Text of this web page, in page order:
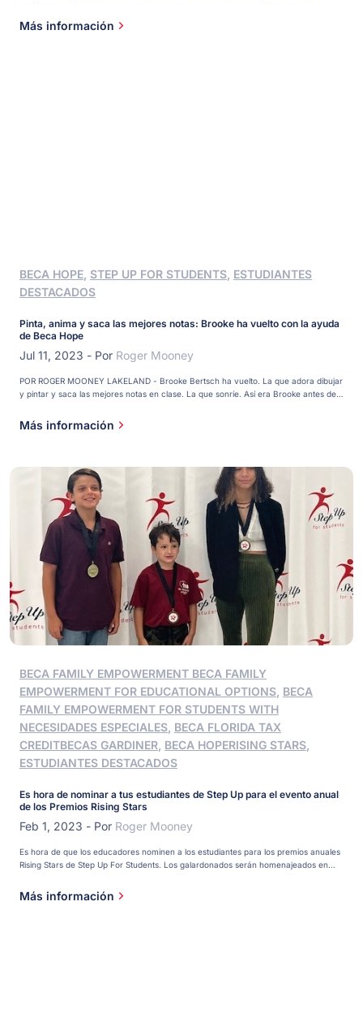
su padre y entrar en el edificio. Nick, de 16 años, asiste a una escuela magnet con
un plan de estudios basado en la tecnología. [...]
Más información
BECA HOPE STEP UP FOR STUDENTS ESTUDIANTES
DESTACADOS
Pinta, anima y saca las mejores notas: Brooke ha vuelto con la ayuda
de Beca Hope
Jul 11, 2023 - Por Roger Mooney
POR ROGER MOONEY LAKELAND - Brooke Bertsch ha vuelto. La que adora dibujar
y pintar y saca las mejores notas en clase. La que sonríe. Así era Brooke antes de
y depresiva. Y así es ahora. "Me siento bien otra vez", dice. La [...]
Más información
BECA FAMILY EMPOWERMENT BECA FAMILY
EMPOWERMENT FOR EDUCATIONAL OPTIONS BECA
FAMILY EMPOWERMENT FOR STUDENTS WITH
NECESIDADES ESPECIALES BECA FLORIDA TAX
CREDITBECAS GARDINER BECA HOPERISING STARS
ESTUDIANTES DESTACADOS
Es hora de nominar a tus estudiantes de Step Up para el evento anual
de los Premios Rising Stars
Feb 1, 2023 - Por Roger Mooney
Es hora de que los educadores nominen a los estudiantes para los premios anuales
Rising Stars de Step Up For Students. Los galardonados serán homenajeados en
escuelas se anunciarán en una fecha posterior. Los estudiantes deben estar
inscritos en la Beca Florida Tax Credit (FTC), la Beca Family Empowerment para
Más información